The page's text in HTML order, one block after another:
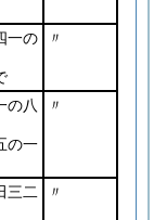
一の
〃
の八
の一
〃
三二
〃